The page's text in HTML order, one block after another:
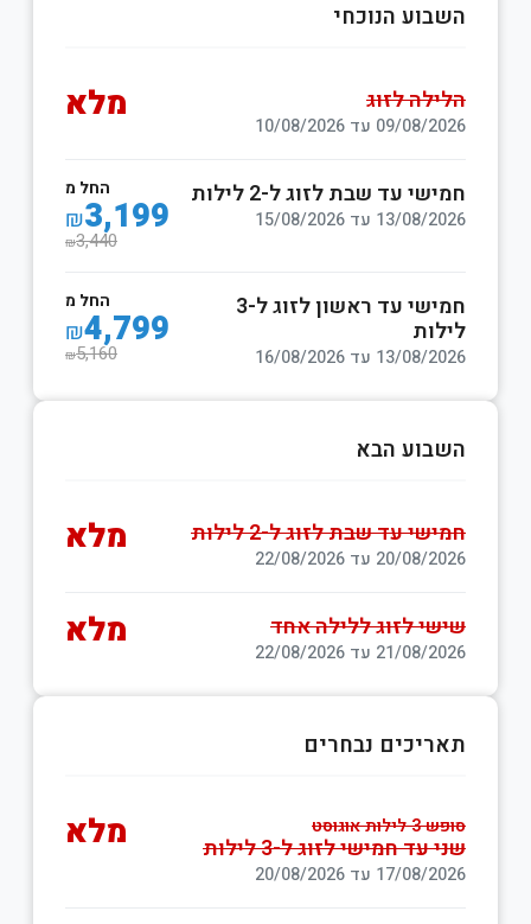
השבוע הנוכחי
הלילה לזוג
09/08/2026 עד 10/08/2026 מלא
חמישי עד שבת לזוג ל-2 לילות
13/08/2026 עד 15/08/2026
החל מ
₪3,199
₪3,440
חמישי עד ראשון לזוג ל-3
לילות
13/08/2026 עד 16/08/2026
החל מ
₪4,799
₪5,160
השבוע הבא
חמישי עד שבת לזוג ל-2 לילות
20/08/2026 עד 22/08/2026 מלא
שישי לזוג ללילה אחד
21/08/2026 עד 22/08/2026 מלא
תאריכים נבחרים
סופש 3 לילות אוגוסט
שני עד חמישי לזוג ל-3 לילות
17/08/2026 עד 20/08/2026
מלא